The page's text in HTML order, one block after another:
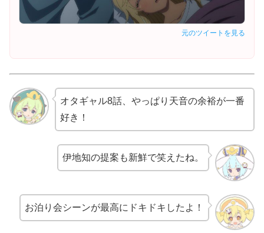
元のツイートを見る
オタギャル8話、やっぱり天音の余裕が一番
好き！
伊地知の提案も新鮮で笑えたね。
お泊り会シーンが最高にドキドキしたよ！